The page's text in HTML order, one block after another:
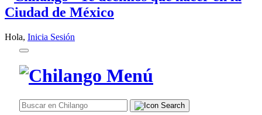
Hola, Inicia Sesión